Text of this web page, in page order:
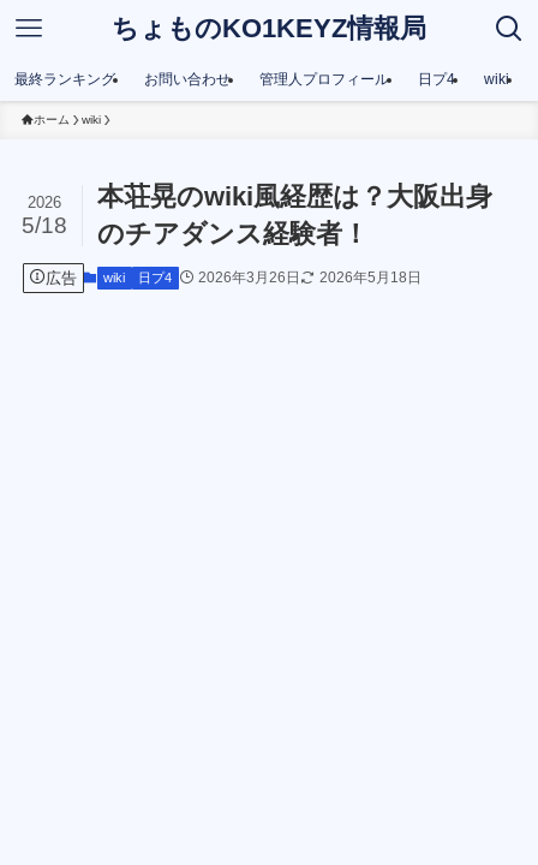
ちょものKO1KEYZ情報局
最終ランキング お問い合わせ 管理人プロフィール 日プ4 wiki
ホーム wiki
本荘晃のwiki風経歴は？大阪出身
のチアダンス経験者！
2026
5/18
広告 wiki 日プ4 2026年3月26日 2026年5月18日